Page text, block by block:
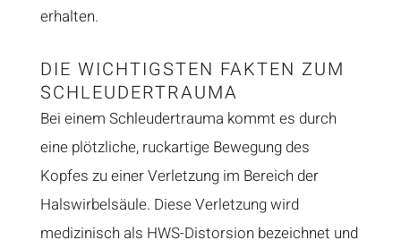
erhalten.
DIE WICHTIGSTEN FAKTEN ZUM
SCHLEUDERTRAUMA
Bei einem Schleudertrauma kommt es durch
eine plötzliche, ruckartige Bewegung des
Kopfes zu einer Verletzung im Bereich der
Halswirbelsäule. Diese Verletzung wird
medizinisch als HWS-Distorsion bezeichnet und